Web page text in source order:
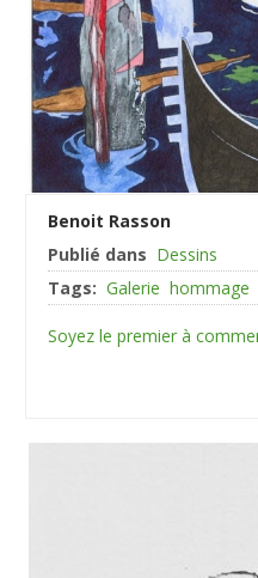
Benoit Rasson
Publié dans Dessins
Tags: Galerie hommage
Soyez le premier à